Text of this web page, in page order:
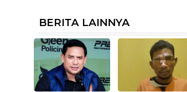
BERITA LAINNYA